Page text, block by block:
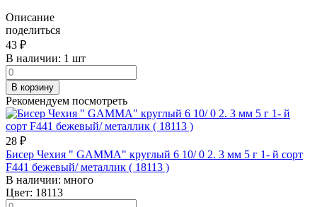
Описание
поделиться
43 ₽
В наличии: 1 шт
В корзину
Рекомендуем посмотреть
28 ₽
Бисер Чехия " GAMMA" круглый 6 10/ 0 2. 3 мм 5 г 1- й сорт
F441 бежевый/ металлик ( 18113 )
В наличии: много
Цвет: 18113